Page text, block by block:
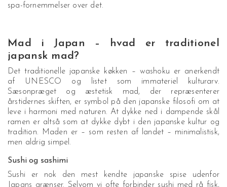
spa-fornemmelser over det.
Mad i Japan – hvad er traditionel
japansk mad?
Det traditionelle japanske køkken – washoku er anerkendt
af UNESCO og listet som immateriel kulturarv.
Sæsonpræget og æstetisk mad, der repræsenterer
årstidernes skiften, er symbol på den japanske filosofi om at
leve i harmoni med naturen. At dykke ned i dampende skål
ramen er altså som at dykke dybt i den japanske kultur og
tradition. Maden er – som resten af landet – minimalistisk,
men aldrig simpel.
Sushi og sashimi
Sushi er nok den mest kendte japanske spise udenfor
Japans grænser. Selvom vi ofte forbinder sushi med rå fisk,